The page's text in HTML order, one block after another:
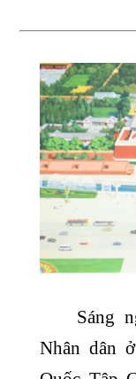
Sáng
Nhân dân